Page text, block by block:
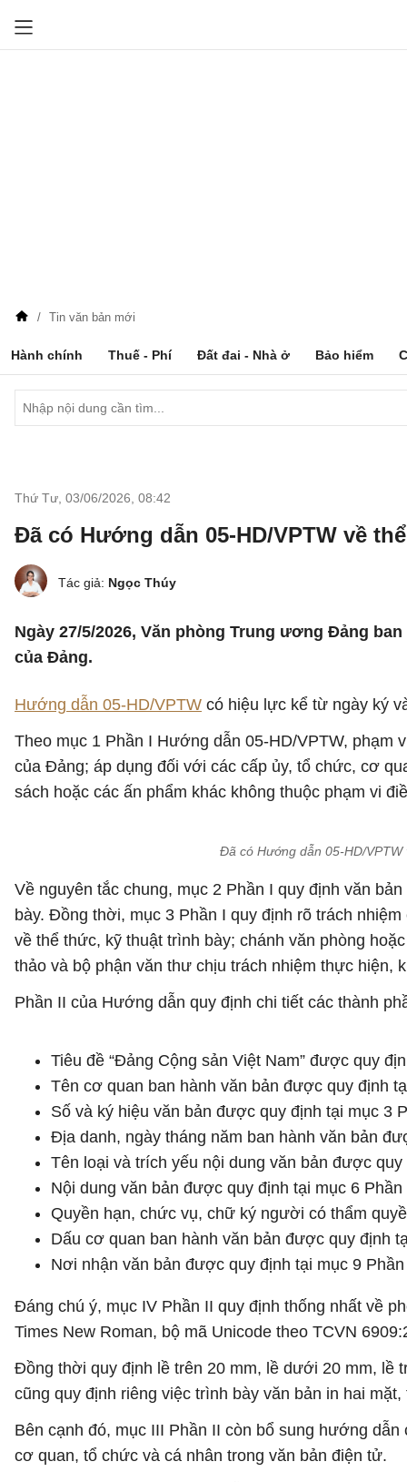
Tin văn bản mới
Hành chính Thuế - Phí Đất đai - Nhà ở Bảo hiểm
Thứ Tư, 03/06/2026 08:42
Đã có Hướng dẫn 05-HD/VPTW về
Tác giả: Ngọc Thúy
Ngày 27/5/2026, Văn phòng Trung ương Đảng
của Đảng.
Hướng dẫn 05-HD/VPTW có hiệu lực kể từ ngày ký
Theo mục 1 Phần I Hướng dẫn 05-HD/VPTW, phạm
của Đảng; áp dụng đối với các cấp ủy, tổ chức, cơ
sách hoặc các ấn phẩm khác không thuộc phạm vi
Đã có Hướng dẫn 05-HD/
Về nguyên tắc chung, mục 2 Phần I quy định văn
bày. Đồng thời, mục 3 Phần I quy định rõ trách
về thể thức, kỹ thuật trình bày; chánh văn phòng
thảo và bộ phận văn thư chịu trách nhiệm thực hiện,
Phần II của Hướng dẫn quy định chi tiết các thành
Tiêu đề “Đảng Cộng sản Việt Nam” được quy
Tên cơ quan ban hành văn bản được quy định
Số và ký hiệu văn bản được quy định tại mục 3
Địa danh, ngày tháng năm ban hành văn bản
Tên loại và trích yếu nội dung văn bản được
Nội dung văn bản được quy định tại mục 6 Phần
Quyền hạn, chức vụ, chữ ký người có thẩm
Dấu cơ quan ban hành văn bản được quy định
Nơi nhận văn bản được quy định tại mục 9
Đáng chú ý, mục IV Phần II quy định thống nhất về
Times New Roman, bộ mã Unicode theo TCVN
Đồng thời quy định lề trên 20 mm, lề dưới 20 mm, lề
cũng quy định riêng việc trình bày văn bản in hai
Bên cạnh đó, mục III Phần II còn bổ sung hướng
cơ quan, tổ chức và cá nhân trong văn bản điện tử.